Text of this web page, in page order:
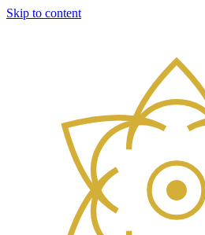
Skip to content